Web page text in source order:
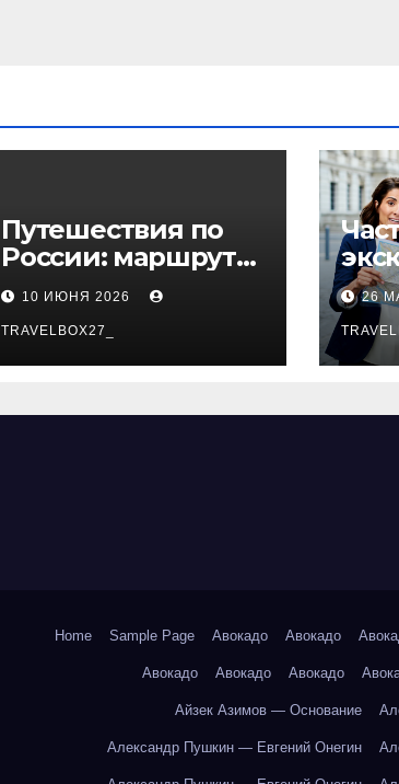
Путешествия по
России: маршруты,
регионы и
особенности
поездок
10 ИЮНЯ 2026
TRAVELBOX27_
26
Home Sample Page Авокадо Авокадо
Авокадо Авокадо Авокадо
Айзек Азимов — Основание
Александр Пушкин — Евгений Онегин